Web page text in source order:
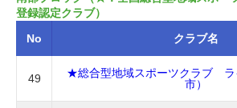
登録認定クラブ）
No
クラブ名
49
★総合型地域スポーツクラブ ラ
市）